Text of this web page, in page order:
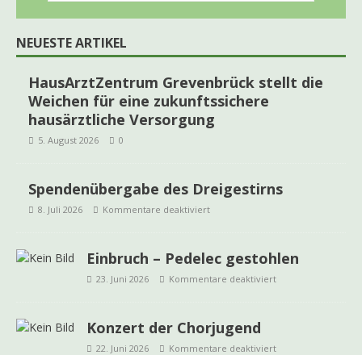
NEUESTE ARTIKEL
HausArztZentrum Grevenbrück stellt die
Weichen für eine zukunftssichere
hausärztliche Versorgung
5. August 2026 0
Spendenübergabe des Dreigestirns
8. Juli 2026 Kommentare deaktiviert
Einbruch – Pedelec gestohlen
23. Juni 2026 Kommentare deaktiviert
Konzert der Chorjugend
22. Juni 2026 Kommentare deaktiviert